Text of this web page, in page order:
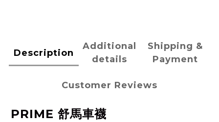
Description
Additional
details
Shipping &
Payment
Customer Reviews
PRIME 舒馬車襪